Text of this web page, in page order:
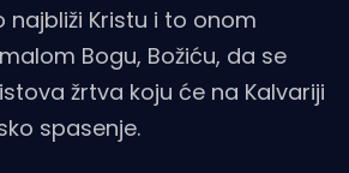
Kristu i to onom
Bogu, Božiću, da se
žrtva koju će na Kalvariji
spasenje.